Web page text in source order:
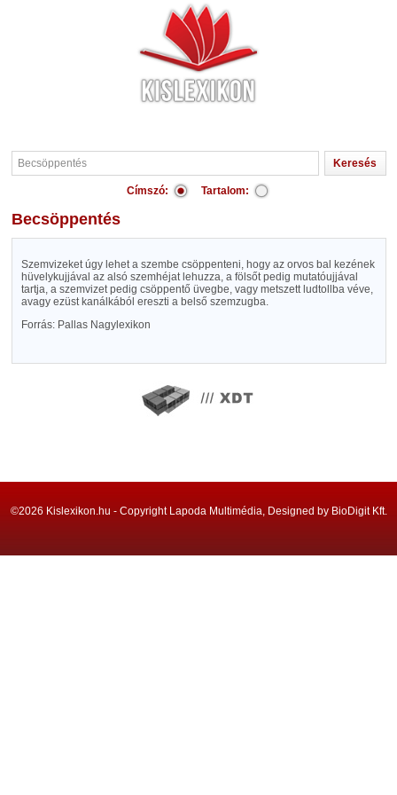
Címszó: Tartalom:
Becsöppentés
Szemvizeket úgy lehet a szembe csöppenteni, hogy az orvos bal kezének
hüvelykujjával az alsó szemhéjat lehuzza, a fölsőt pedig mutatóujjával
tartja, a szemvizet pedig csöppentő üvegbe, vagy metszett ludtollba véve,
avagy ezüst kanálkából ereszti a belső szemzugba.
Forrás: Pallas Nagylexikon
©2026 Kislexikon.hu - Copyright Lapoda Multimédia, Designed by BioDigit Kft.